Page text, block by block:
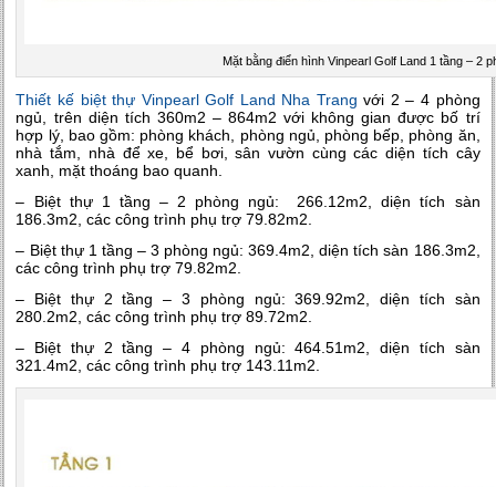
Mặt bằng điển hình Vinpearl Golf Land 1 tầng – 2
Thiết kế biệt thự Vinpearl Golf Land Nha Trang với 2 – 4 phòng
ngủ, trên diện tích 360m2 – 864m2 với không gian được bố trí
hợp lý, bao gồm: phòng khách, phòng ngủ, phòng bếp, phòng ăn,
nhà tắm, nhà để xe, bể bơi, sân vườn cùng các diện tích cây
xanh, mặt thoáng bao quanh.
– Biệt thự 1 tầng – 2 phòng ngủ: 266.12m2, diện tích sàn
186.3m2, các công trình phụ trợ 79.82m2.
– Biệt thự 1 tầng – 3 phòng ngủ: 369.4m2, diện tích sàn 186.3m2,
các công trình phụ trợ 79.82m2.
– Biệt thự 2 tầng – 3 phòng ngủ: 369.92m2, diện tích sàn
280.2m2, các công trình phụ trợ 89.72m2.
– Biệt thự 2 tầng – 4 phòng ngủ: 464.51m2, diện tích sàn
321.4m2, các công trình phụ trợ 143.11m2.